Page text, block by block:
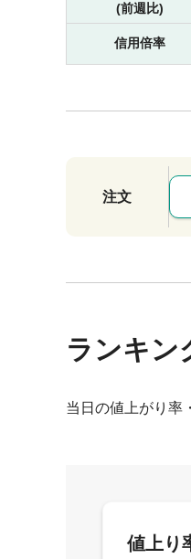
(前週比)
信用倍率
注文
ランキン
当日の値上がり率